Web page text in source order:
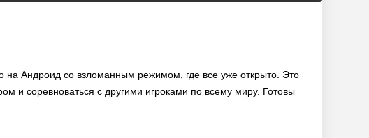
на Андроид со взломанным режимом, где все уже открыто. Это
и соревноваться с другими игроками по всему миру. Готовы